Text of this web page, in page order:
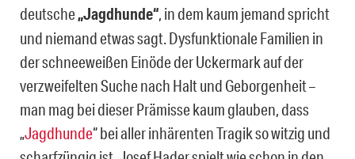
deutsche„Jagdhunde“, in dem kaum jemand spricht
und niemand etwas sagt. Dysfunktionale Familien in
der schneeweißen Einöde der Uckermark auf der
verzweifelten Suche nach Halt und Geborgenheit –
man mag bei dieser Prämisse kaum glauben, dass
„Jagdhunde“ bei aller inhärenten Tragik so witzig und